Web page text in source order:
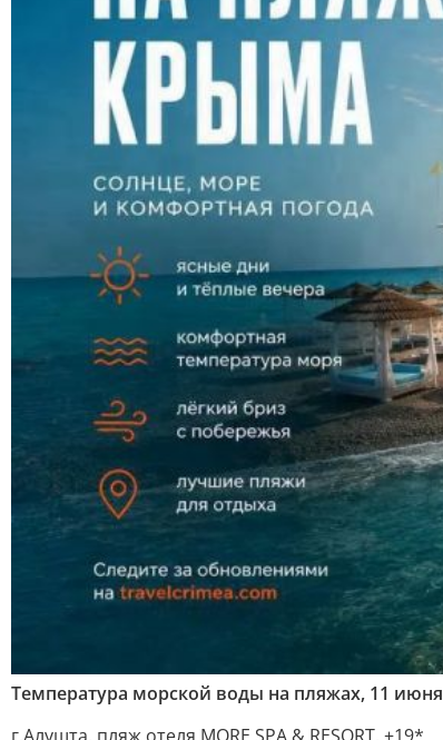
Температура морской воды на пляжах, 11 июня